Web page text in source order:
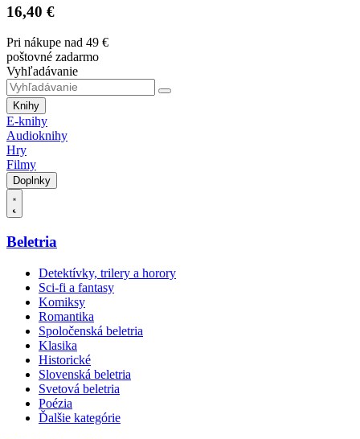
16,40 €
Pri nákupe nad 49 €
poštovné zadarmo
Vyhľadávanie
Knihy
E-knihy
Audioknihy
Hry
Filmy
Doplnky
Beletria
Detektívky, trilery a horory
Sci-fi a fantasy
Komiksy
Romantika
Spoločenská beletria
Klasika
Historické
Slovenská beletria
Svetová beletria
Poézia
Ďalšie kategórie